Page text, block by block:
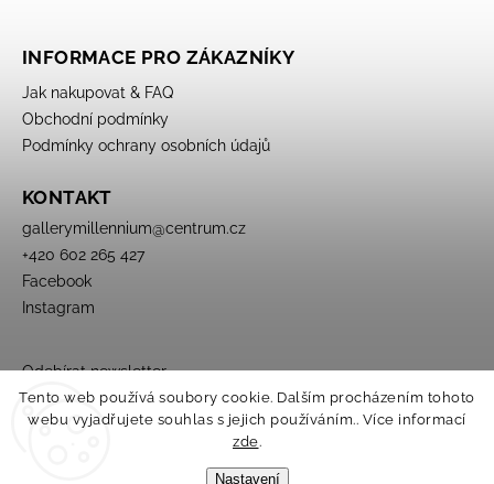
Tento web používá soubory cookie. Dalším procházením tohoto
webu vyjadřujete souhlas s jejich používáním.. Více informací
zde.
Nastavení
INFORMACE PRO ZÁKAZNÍKY
Jak nakupovat & FAQ
Obchodní podmínky
Podmínky ochrany osobních údajů
KONTAKT
gallerymillennium@centrum.cz
+420 602 265 427
Facebook
Instagram
Odebírat newsletter